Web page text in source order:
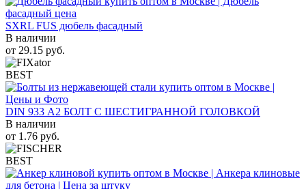
SXRL FUS дюбель фасадный
В наличии
от 29.15 руб.
BEST
DIN 933 А2 БОЛТ С ШЕСТИГРАННОЙ ГОЛОВКОЙ
В наличии
от 1.76 руб.
BEST